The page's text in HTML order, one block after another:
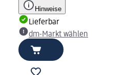
Hinweise
Lieferbar
dm-Markt wählen